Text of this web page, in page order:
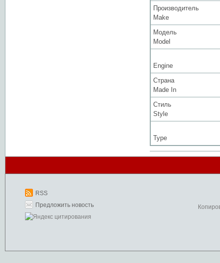
Производитель
Make
Модель
Model
Engine
Страна
Made In
Стиль
Style
Type
RSS
Предложить новость